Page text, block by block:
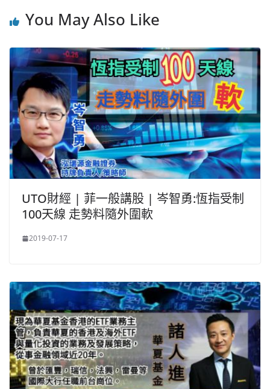
o o p
You May Also Like
UTO財經 | 菲一般講股 | 岑智勇:恆指受制
100天線 走勢料隨外圍軟
2019-07-17